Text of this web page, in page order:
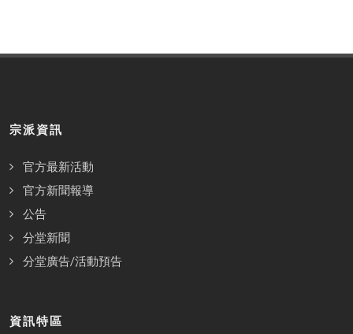
宗派資訊
官方最新活動
官方新聞報導
公告
分堂新聞
分堂廣告/活動預告
資訊特區